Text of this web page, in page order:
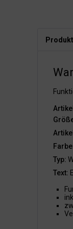
Typ:
Text: